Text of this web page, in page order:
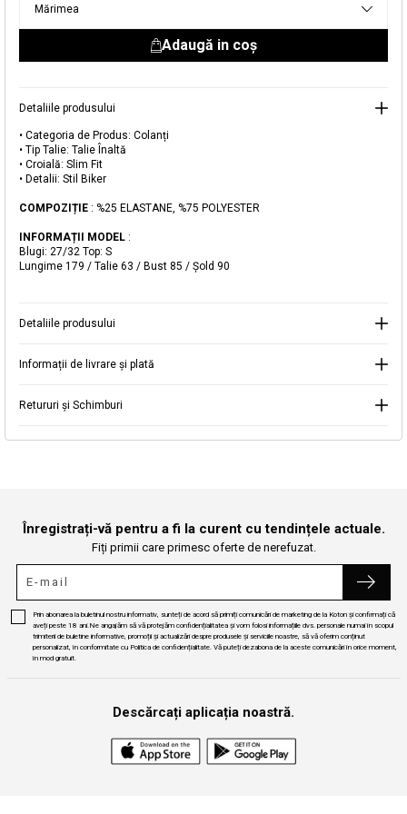
Mărimea
Adaugă in coş
Detaliile produsului
• Categoria de Produs: Colanți
• Tip Talie: Talie Înaltă
• Croială: Slim Fit
• Detalii: Stil Biker
COMPOZIȚIE : %25 ELASTANE, %75 POLYESTER
INFORMAȚII MODEL :
Blugi: 27/32 Top: S
Lungime 179 / Talie 63 / Bust 85 / Şold 90
Detaliile produsului
Informații de livrare și plată
Retururi și Schimburi
Înregistrați-vă pentru a fi la curent cu tendințele actuale.
Fiți primii care primesc oferte de nerefuzat.
Prin abonarea la buletinul nostru informativ, sunteți de acord să primiți comunicări de marketing de la Koton și confirmați că
aveți peste 18 ani.Ne angajăm să vă protejăm confidențialitatea și vom folosi informațiile dvs. personale numai în scopul
trimiterii de buletine informative, promoții și actualizări despre produsele și serviciile noastre, să vă oferim conținut
personalizat, în conformitate cu Politica de confidențialitate. Vă puteți dezabona de la aceste comunicări în orice moment,
în mod gratuit.
Descărcați aplicația noastră.
Puteți ajunge la magazinul KOTON pe care îl căutați
selectând informațiile despre țară și oraș.
Selectați Judet
Alertă de stoc
Adăugat în coș
Colanți Biker Slim Fit cu Talie Înaltă